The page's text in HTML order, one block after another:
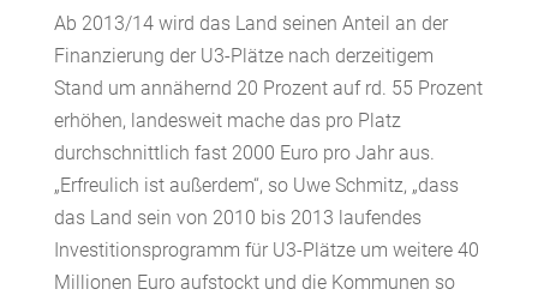
Ab 2013/14 wird das Land seinen Anteil an der
Finanzierung der U3-Plätze nach derzeitigem
Stand um annähernd 20 Prozent auf rd. 55 Prozent
erhöhen, landesweit mache das pro Platz
durchschnittlich fast 2000 Euro pro Jahr aus.
„Erfreulich ist außerdem“, so Uwe Schmitz, „dass
das Land sein von 2010 bis 2013 laufendes
Investitionsprogramm für U3-Plätze um weitere 40
Millionen Euro aufstockt und die Kommunen so